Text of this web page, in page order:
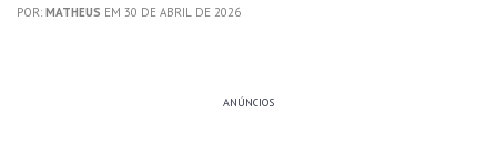
POR: MATHEUS EM 30 DE ABRIL DE 2026
ANÚNCIOS